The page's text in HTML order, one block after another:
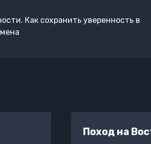
Как сохранить уверенность в
Поход на